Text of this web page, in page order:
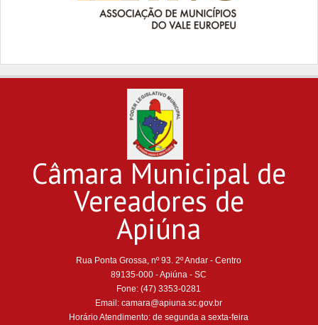
Câmara Municipal de
Vereadores de
Apiúna
Rua Ponta Grossa, nº 93. 2º Andar - Centro
89135-000 - Apiúna - SC
Fone: (47) 3353-0281
Email: camara@apiuna.sc.gov.br
Horário Atendimento: de segunda a sexta-feira